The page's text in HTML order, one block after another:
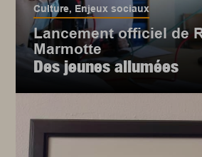
Culture, Enjeux sociaux
Lancement officiel de
Marmotte
Des jeunes allumées